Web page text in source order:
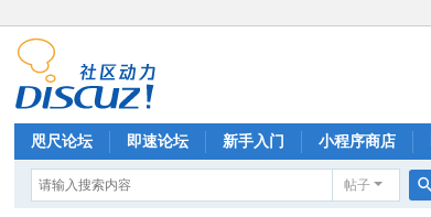
咫尺论坛 即速论坛 新手入门 小程序商店
帖子